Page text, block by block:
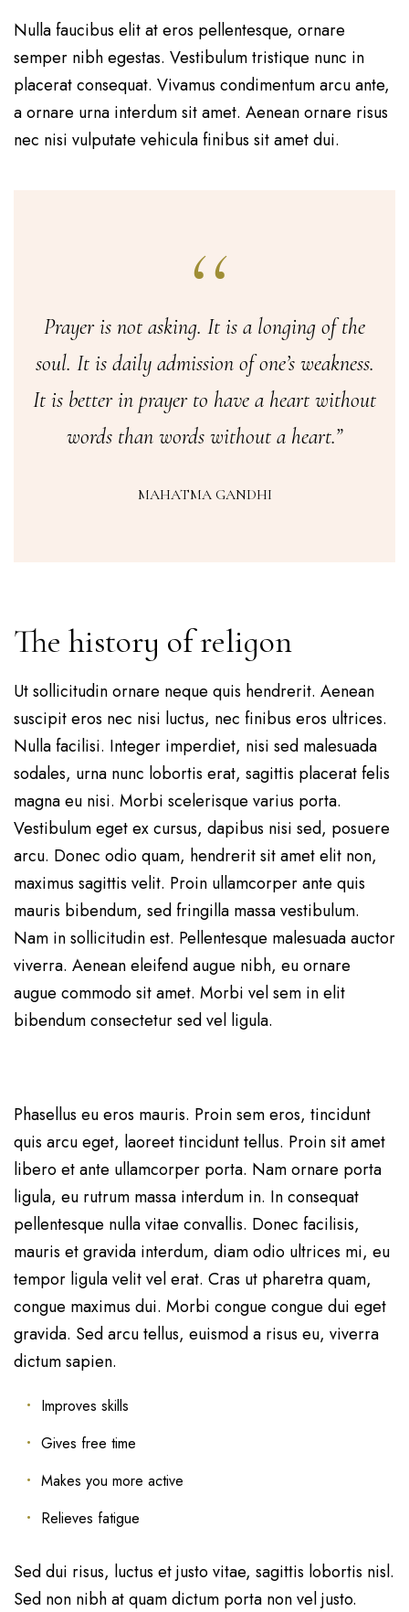
Nulla faucibus elit at eros pellentesque, ornare
semper nibh egestas. Vestibulum tristique nunc in
placerat consequat. Vivamus condimentum arcu ante,
a ornare urna interdum sit amet. Aenean ornare risus
nec nisi vulputate vehicula finibus sit amet dui.
Prayer is not asking. It is a longing of the
soul. It is daily admission of one’s weakness.
It is better in prayer to have a heart without
words than words without a heart.”
MAHATMA GANDHI
The history of religon
Ut sollicitudin ornare neque quis hendrerit. Aenean
suscipit eros nec nisi luctus, nec finibus eros ultrices.
Nulla facilisi. Integer imperdiet, nisi sed malesuada
sodales, urna nunc lobortis erat, sagittis placerat felis
magna eu nisi. Morbi scelerisque varius porta.
Vestibulum eget ex cursus, dapibus nisi sed, posuere
arcu. Donec odio quam, hendrerit sit amet elit non,
maximus sagittis velit. Proin ullamcorper ante quis
mauris bibendum, sed fringilla massa vestibulum.
Nam in sollicitudin est. Pellentesque malesuada auctor
viverra. Aenean eleifend augue nibh, eu ornare
augue commodo sit amet. Morbi vel sem in elit
bibendum consectetur sed vel ligula.
Phasellus eu eros mauris. Proin sem eros, tincidunt
quis arcu eget, laoreet tincidunt tellus. Proin sit amet
libero et ante ullamcorper porta. Nam ornare porta
ligula, eu rutrum massa interdum in. In consequat
pellentesque nulla vitae convallis. Donec facilisis,
mauris et gravida interdum, diam odio ultrices mi, eu
tempor ligula velit vel erat. Cras ut pharetra quam,
congue maximus dui. Morbi congue congue dui eget
gravida. Sed arcu tellus, euismod a risus eu, viverra
dictum sapien.
Improves skills
Gives free time
Makes you more active
Relieves fatigue
Sed dui risus, luctus et justo vitae, sagittis lobortis nisl.
Sed non nibh at quam dictum porta non vel justo.